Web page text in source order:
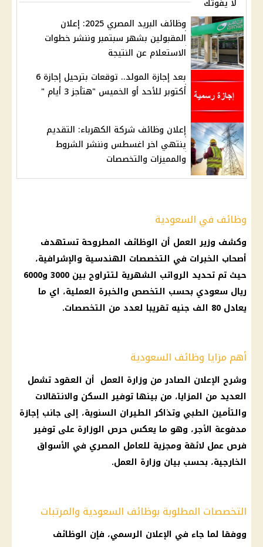
وظائف البريد المصري 2025: إعلان
المقبولين بشهر سبتمبر وننشر خطوات
الاستعلام عن النتيجة
بعد إجازة المولد.. توقعات بترحيل إجازة 6
أكتوبر للأحد أو الخميس "هتأجز 3 أيام "
إعلان وظائف شركة الكهرباء: التقديم
ينتهي اخر اغسطس وننشر الشروط
والمميزات والتخصصات
وظائف في السعودية
وكشف وزير العمل أن الوظائف المطروحة تستهدف
أصحاب الخبرات في التخصصات الهندسية والإشرافية،
حيث تم تحديد الرواتب الشهرية لتتراوح بين 3000 و6000
ريال سعودي بحسب التخصص والخبرة العملية، اي ما
يعادل 80 الف جنيه تقريبا لعدد من التخصصات.
أهم مزايا وظائف السعودية
وشرح الإعلان الصادر من وزارة العمل أن العقود تشمل
العديد من المزايا، من بينها توفير السكن والانتقالات
والتأمين الطبي وتذاكر الطيران السنوية، إلى جانب إجازة
مدفوعة الأجر، وهو ما يعكس حرص الوزارة على توفير
فرص عمل لائقة ومجزية للعامل المصري في الأسواق
الخارجية، بحسب بيان وزارة العمل.
التخصصات المطلوبة بوظائف السعودية والمرتبات
ووفقا لما جاء في الإعلان الرسمي، فإن الوظائف